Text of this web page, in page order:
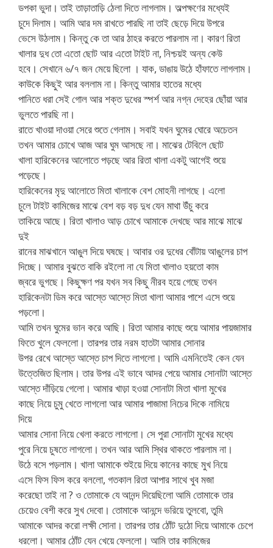
ডপকা ভুদা। তাই তাড়াতাড়ি ঠেলা দিতে লাগলাম। অল্পক্ষণের মধ্যেই
চুদে দিলাম। আমি আর দম রাখতে পারছি না তাই ছেড়ে দিয়ে উপরে
ভেসে উঠলাম। কিন্তু কে তা আর ঠাহর করতে পারলাম না। কারণ রিতা
খালার দুধ তো এতো ছোট আর এতো টাইট না, নিশ্চয়ই অন্য কেউ
হবে। সেখানে ৬/৭ জন মেয়ে ছিলো । যাক, ডাঙায় উঠে হাঁফাতে লাগলাম।
কাউকে কিছুই আর বললাম না। কিন্তু আমার হাতের মধ্যে
পানিতে ধরা সেই গোল আর শক্ত দুধের স্পর্শ আর নগ্ন দেহের ছোঁয়া আর
ভুলতে পারছি না।
রাতে খাওয়া দাওয়া সেরে শুতে গেলাম। সবাই যখন ঘুমের ঘোরে অচেতন
তখন আমার চোখে আজ আর ঘুম আসছে না। মাঝের টেবিলে ছোট
খালা হারিকেনের আলোতে পড়ছে আর রিতা খালা একটু আগেই শুয়ে
পড়েছে।
হারিকেনের মৃদু আলোতে মিতা খালাকে বেশ মোহনী লাগছে। এলো
চুলে টাইট কামিজের মাঝে বেশ বড় বড় দুধ যেন মাথা উঁচু করে
তাকিয়ে আছে। রিতা খালাও আড় চোখে আমাকে দেখছে আর মাঝে মাঝে
দুই
রানের মাঝখানে আঙুল দিয়ে ঘষছে। আবার ওর দুধের বোঁটায় আঙুলের চাপ
দিচ্ছে। আমার বুঝতে বাকি রইলো না যে মিতা খালাও হয়তো কাম
জ্বরে ভুগছে। কিছুক্ষণ পর যখন সব কিছু নীরব হয়ে গেছে তখন
হারিকেনটা ডিম করে আস্তে আস্তে মিতা খালা আমার পাশে এসে শুয়ে
পড়লো।
আমি তখন ঘুমের ভান করে আছি। রিতা আমার কাছে শুয়ে আমার পায়জামার
ফিতে খুলে ফেললো। তারপর তার নরম হাতটা আমার সোনার
উপর রেখে আস্তে আস্তে চাপ দিতে লাগলো। আমি এমনিতেই কেন যেন
উত্তেজিত ছিলাম। তার উপর এই ভাবে আদর পেয়ে আমার সোনাটা আস্তে
আস্তে দাঁড়িয়ে গেলো। আমার খাড়া হওয়া সোনাটা মিতা খালা মুখের
কাছে নিয়ে চুমু খেতে লাগলো আর আমার পাজামা নিচের দিকে নামিয়ে
দিয়ে
আমার সোনা নিয়ে খেলা করতে লাগলো। সে পুরা সোনাটা মুখের মধ্যে
পুরে নিয়ে চুষতে লাগলো। তখন আর আমি স্থির থাকতে পারলাম না।
উঠে বসে পড়লাম। খালা আমাকে শুইয়ে দিয়ে কানের কাছে মুখ নিয়ে
এসে ফিস ফিস করে বললো, গতকাল রিতা আপার সাথে খুব মজা
করেছো তাই না ? ও তোমাকে যে আনন্দ দিয়েছিলো আমি তোমাকে তার
চেয়েও বেশী করে সুখ দেবো। তোমাকে আনন্দে ভরিয়ে তুলবো, তুমি
আমাকে আদর করো লক্ষী সোনা। তারপর তার ঠোঁট দুঠো দিয়ে আমাকে চেপে
ধরলো। আমার ঠোঁট যেন খেয়ে ফেললো। আমি তার কামিজের